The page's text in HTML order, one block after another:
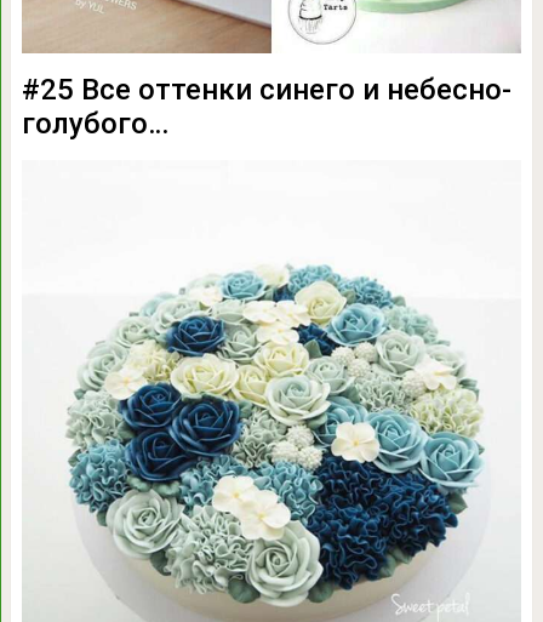
#25 Все оттенки синего и небесно-
голубого…